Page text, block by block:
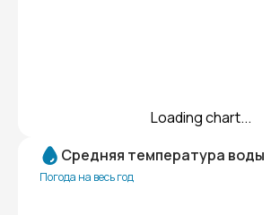
Loading chart...
Средняя температура воды
Погода на весь год